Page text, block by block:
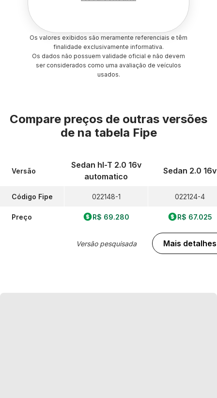
Os valores exibidos são meramente referenciais e têm
finalidade exclusivamente informativa.
Os dados não possuem validade oficial e não devem
ser considerados como uma avaliação de veículos
usados.
Compare preços de outras versões
de na tabela Fipe
Versão
Código Fipe
Preço
Sedan hl-T 2.0 16v
automatico
022148-1
R$ 69.280
Versão pesquisada
Sedan 2.0 16v
022124-4
R$ 67.025
Mais detalhes